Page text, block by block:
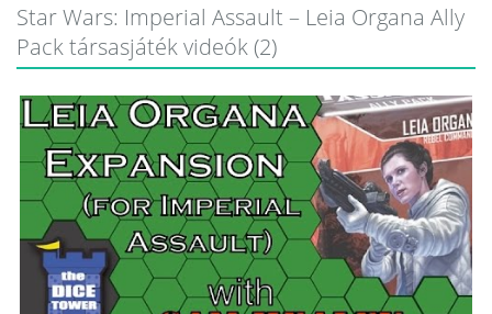
Star Wars: Imperial Assault – Leia Organa Ally
Pack társasjáték videók (2)